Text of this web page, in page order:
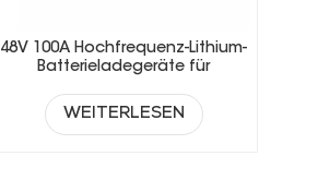
48V 100A Hochfrequenz-Lithium-
Batterieladegeräte für
WEITERLESEN